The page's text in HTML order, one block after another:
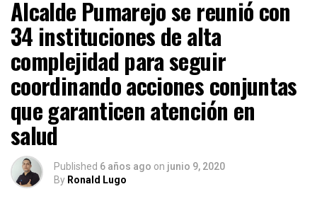
Alcalde Pumarejo se reunió con
34 instituciones de alta
complejidad para seguir
coordinando acciones conjuntas
que garanticen atención en
salud
Published 6 años ago on junio 9, 2020
By Ronald Lugo